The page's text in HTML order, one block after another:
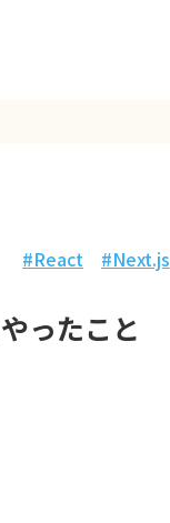
React Next.js
ったこと